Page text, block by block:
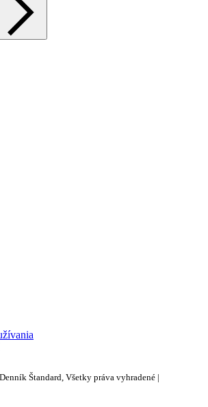
Denník Štandard, Všetky práva vyhradené |